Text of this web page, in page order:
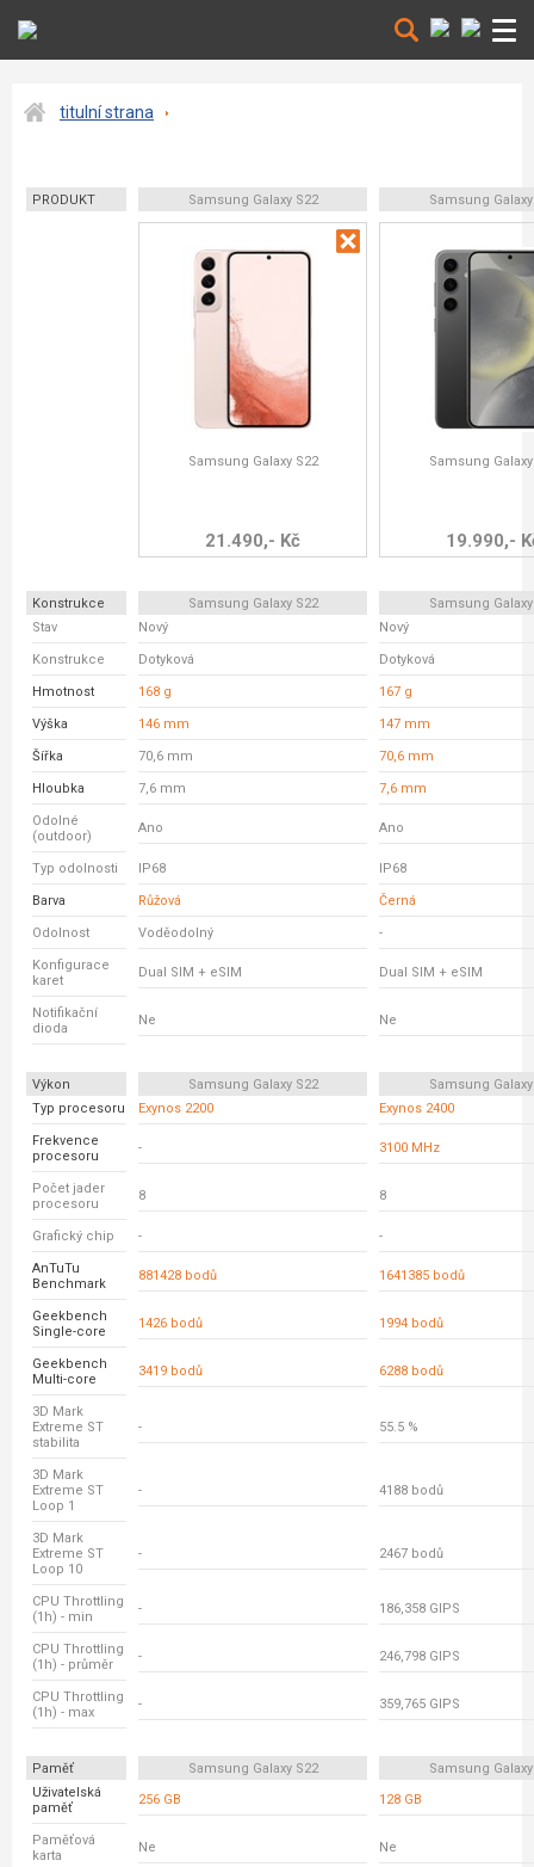
titulní strana
PRODUKT Samsung Galaxy S22 Samsung Galaxy
Samsung Galaxy S22
21.490,- Kč
Samsung Galaxy
19.990,-
Konstrukce Samsung Galaxy S22
Samsung Galaxy
Stav
Nový Nový
Konstrukce Dotyková Dotyková
Hmotnost 168 g 167 g
Výška 146 mm 147 mm
Šířka 70,6 mm 70,6 mm
Hloubka 7,6 mm 7,6 mm
Odolné
(outdoor)
Ano Ano
Typ odolnosti IP68 IP68
Barva Růžová Černá
Odolnost Voděodolný -
Konfigurace
karet
Dual SIM + eSIM Dual SIM + eSIM
Notifikační
dioda
Ne Ne
Výkon Samsung Galaxy S22
Samsung Galaxy
Typ procesoru
Exynos 2200 Exynos 2400
Frekvence
procesoru
- 3100 MHz
Počet jader
procesoru
8 8
Grafický chip - -
AnTuTu
Benchmark
881428 bodů 1641385 bodů
Geekbench
Single-core
1426 bodů 1994 bodů
Geekbench
Multi-core
3419 bodů 6288 bodů
3D Mark
Extreme ST
stabilita
- 55.5 %
3D Mark
Extreme ST
Loop 1
- 4188 bodů
3D Mark
Extreme ST
Loop 10
- 2467 bodů
CPU Throttling
(1h) - min
- 186,358 GIPS
CPU Throttling
(1h) - průměr
- 246,798 GIPS
CPU Throttling
(1h) - max
- 359,765 GIPS
Paměť Samsung Galaxy S22
Samsung Galaxy
Uživatelská
paměť
256 GB 128 GB
Paměťová
karta
Ne Ne